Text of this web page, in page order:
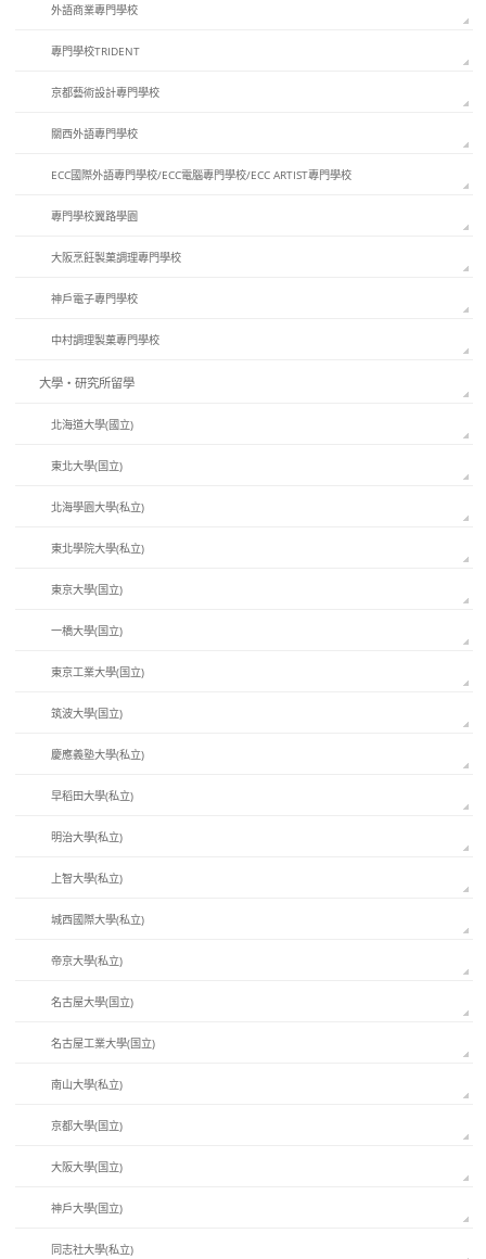
外語商業專門學校
專門學校TRIDENT
京都藝術設計專門學校
關西外語專門學校
ECC國際外語專門學校/ECC電腦專門學校/ECC ARTIST專門學校
專門學校翼路學園
大阪烹飪製菓調理專門學校
神戶電子專門學校
中村調理製菓專門學校
大學・研究所留學
北海道大學(國立)
東北大學(国立)
北海學園大學(私立)
東北學院大學(私立)
東京大學(国立)
一橋大學(国立)
東京工業大學(国立)
筑波大學(国立)
慶應義塾大學(私立)
早稻田大學(私立)
明治大學(私立)
上智大學(私立)
城西國際大學(私立)
帝京大學(私立)
名古屋大學(国立)
名古屋工業大學(国立)
南山大學(私立)
京都大學(国立)
大阪大學(国立)
神戶大學(国立)
同志社大學(私立)